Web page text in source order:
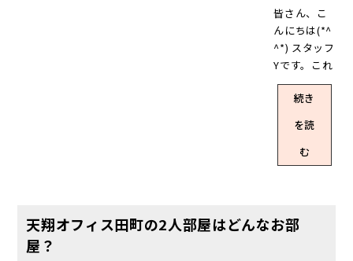
ストと共有
で利用でき
る宅配ボッ
クス設置 有
料で利用で
きるカラー
コピー機(1
面 白黒11
円/カラー44
円)を設置 オ
ク、お部屋
千代田区・
中央区・港
区・新宿
区・渋谷
区・豊島
区・台東
区・文京区
で28拠点展
開。格安で
サービスも
オフィスで
と三田駅か
ら天翔オフ
ィス田町ま
での道のり
の記事を参
い。つい先
日、JR田町
駅のアクセ
した。駅を
出た後、エ
代田区・中
央区・港
区・新宿
区・渋谷
区・豊島
区・台東
区・文京区
開していま
われたお客
について簡
単にどんな
オフィスか
をご紹介♪
天翔ビルデ
ィング株式
会社が運営
オフィス】
タルオフィ
だだよ～」
という方も
いらっしゃ
ると思うの
で、本記事
では始まっ
たばかりの
ンペーン
ン情報をま
皆さん、こ
んにちは(*^
^*) スタッフ
Yです。これ
を書いてい
る本日、4月
21日は【天
翔ビルディ
ング株式会
社】の創立
年、今後と
続き
を読
む
天翔オフィス田町の2人部屋はどんなお部
屋？